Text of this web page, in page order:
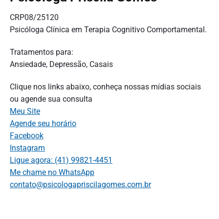
CRP08/25120
Psicóloga Clínica em Terapia Cognitivo Comportamental.
Tratamentos para:
Ansiedade, Depressão, Casais
Clique nos links abaixo, conheça nossas mídias sociais
ou agende sua consulta
Meu Site
Agende seu horário
Facebook
Instagram
Ligue agora: (41) 99821-4451
Me chame no WhatsApp
contato@psicologapriscilagomes.com.br